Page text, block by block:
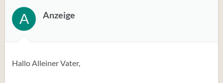
A Anzeige
Hallo Alleiner Vater,